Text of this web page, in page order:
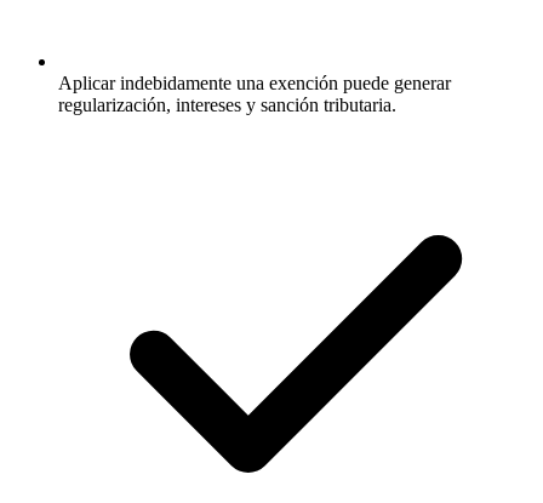
Aplicar indebidamente una exención puede generar
regularización, intereses y sanción tributaria.